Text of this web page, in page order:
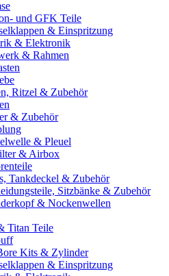
und GFK Teile
& Einspritzung
& Elektronik
& Rahmen
Ritzel & Zubehör
& Zubehör
& Pleuel
& Airbox
Tankdeckel & Zubehör
Sitzbänke & Zubehör
& Nockenwellen
Titan Teile
Kits & Zylinder
& Einspritzung